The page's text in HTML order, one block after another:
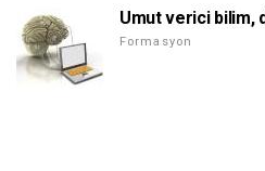
Umut verici bilim,
Formasyon